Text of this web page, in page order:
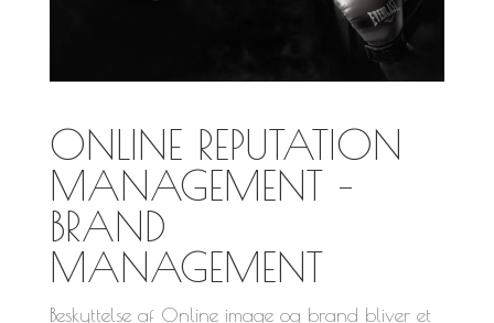
ONLINE REPUTATION
MANAGEMENT –
BRAND
MANAGEMENT
Beskyttelse af Online image og brand bliver et